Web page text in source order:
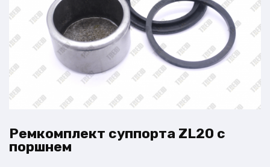
Ремкомплект суппорта ZL20 с
поршнем